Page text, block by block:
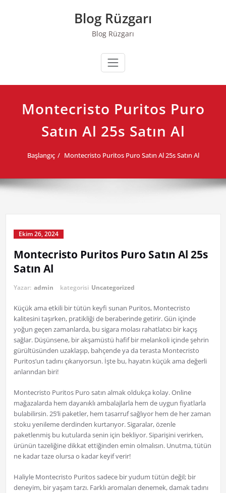
Blog Rüzgarı
Blog Rüzgarı
Montecristo Puritos Puro
Satın Al 25s Satın Al
Başlangıç Montecristo Puritos Puro Satın Al 25s Satın Al
Ekim 26, 2024
Montecristo Puritos Puro Satın Al 25s
Satın Al
Yazar: admin kategorisi Uncategorized
Küçük ama etkili bir tütün keyfi sunan Puritos, Montecristo
kalitesini taşırken, pratikliği de beraberinde getirir. Gün içinde
yoğun geçen zamanlarda, bu sigara molası rahatlatıcı bir kaçış
sağlar. Düşünsene, bir akşamüstü hafif bir melankoli içinde şehrin
gürültüsünden uzaklaşıp, bahçende ya da terasta Montecristo
Puritos’un tadını çıkarıyorsun. İşte bu, hayatın küçük ama değerli
anlarından biri!
Montecristo Puritos Puro satın almak oldukça kolay. Online
mağazalarda hem dayanıklı ambalajlarla hem de uygun fiyatlarla
bulabilirsin. 25’li paketler, hem tasarruf sağlıyor hem de her zaman
stoku yenileme derdinden kurtarıyor. Sigaralar, özenle
paketlenmiş bu kutularda senin için bekliyor. Siparişini verirken,
ürünün tazeliğine dikkat ettiğinden emin olmalısın. Unutma, tütün
ne kadar taze olursa o kadar keyif verir!
Haliyle Montecristo Puritos sadece bir yudum tütün değil; bir
deneyim, bir yaşam tarzı. Farklı aromaları denemek, damak tadını